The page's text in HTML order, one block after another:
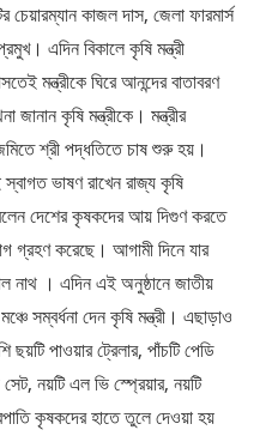
চেয়ারম্যান কাজল দাস, জেলা ফারমার্স
এদিন বিকালে কৃষি মন্ত্রী
মন্ত্রীকে ঘিরে আনন্দের বাতাবরণ
কৃষি মন্ত্রীকে। মন্ত্রীর
শ্রী পদ্ধতিতে চাষ শুরু হয়।
ভাষণ রাখেন রাজ্য কৃষি
দেশের কৃষকদের আয় দিগুণ করতে
গ্রহণ করেছে। আগামী দিনে যার
নাথ । এদিন এই অনুষ্ঠানে জাতীয়
সম্বর্ধনা দেন কৃষি মন্ত্রী। এছাড়াও
ছয়টি পাওয়ার ট্রেলার, পাঁচটি পেডি
সেট, নয়টি এল ভি স্প্রেয়ার, নয়টি
কৃষকদের হাতে তুলে দেওয়া হয়